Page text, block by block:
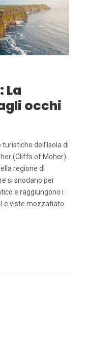
La
occhi
dell’Isola di
(Cliffs of Moher).
regione di
si snodano per
e raggiungono i
viste mozzafiato